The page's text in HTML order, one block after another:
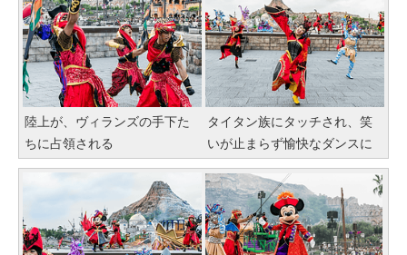
陸上が、ヴィランズの手下た
ちに占領される
タイタン族にタッチされ、笑
いが止まらず愉快なダンスに